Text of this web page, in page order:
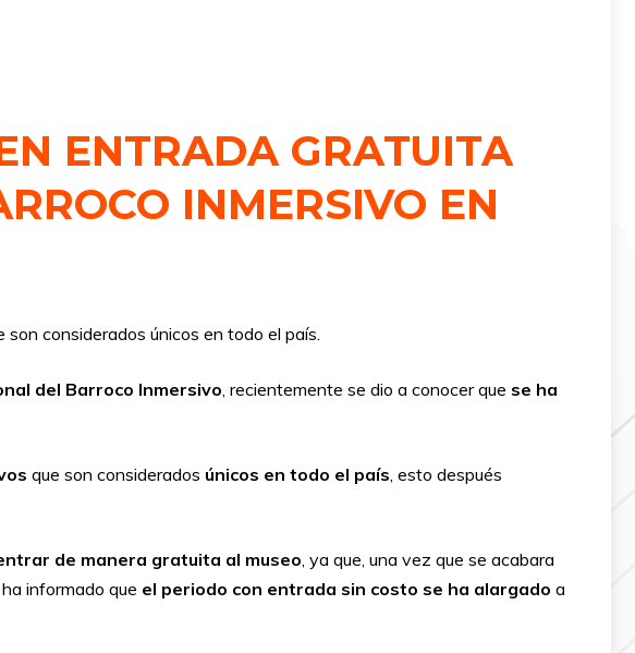
ENTRADA GRATUITA
INMERSIVO EN
considerados únicos en todo el país.
del Barroco Inmersivo, recientemente se dio a conocer que se ha
que son considerados únicos en todo el país, esto después
de manera gratuita al museo, ya que, una vez que se acabara
informado que el periodo con entrada sin costo se ha alargado a